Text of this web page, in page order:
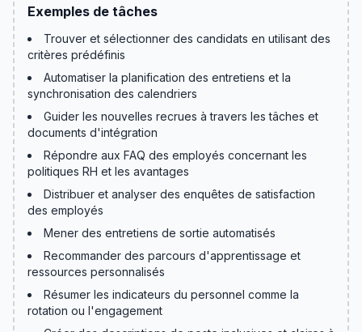
Exemples de tâches
Trouver et sélectionner des candidats en utilisant des
critères prédéfinis
Automatiser la planification des entretiens et la
synchronisation des calendriers
Guider les nouvelles recrues à travers les tâches et
documents d'intégration
Répondre aux FAQ des employés concernant les
politiques RH et les avantages
Distribuer et analyser des enquêtes de satisfaction
des employés
Mener des entretiens de sortie automatisés
Recommander des parcours d'apprentissage et
ressources personnalisés
Résumer les indicateurs du personnel comme la
rotation ou l'engagement